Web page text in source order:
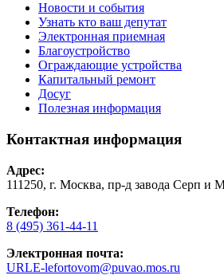
Новости и события
Узнать кто ваш депутат
Электронная приемная
Благоустройство
Ограждающие устройства
Капитальный ремонт
Досуг
Полезная информация
Контактная информация
Адрес:
111250, г. Москва, пр-д завода Серп и
Телефон:
8 (495) 361-44-11
Электронная почта:
URLE-lefortovom@puvao.mos.ru